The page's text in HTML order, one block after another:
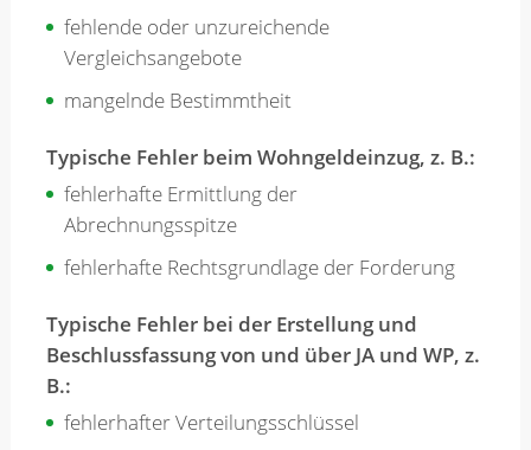
fehlende oder unzureichende
Vergleichsangebote
mangelnde Bestimmtheit
Typische Fehler beim Wohngeldeinzug, z. B.:
fehlerhafte Ermittlung der
Abrechnungsspitze
fehlerhafte Rechtsgrundlage der Forderung
Typische Fehler bei der Erstellung und
Beschlussfassung von und über JA und WP, z.
B.:
fehlerhafter Verteilungsschlüssel